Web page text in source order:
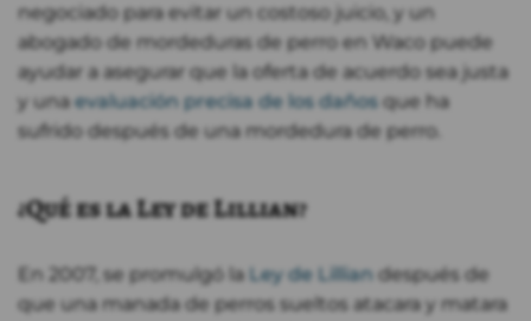
negociado para evitar un costoso juicio, y un
abogado de mordeduras de perro en Waco puede
ayudar a asegurar que la oferta de acuerdo sea justa
y unaevaluación precisa de los daños que ha
sufrido después de una mordedura de perro.
¿Qué es la Ley de Lillian?
En 2007, se promulgó la Ley de Lillian después de
que una manada de perros sueltos atacara y matara